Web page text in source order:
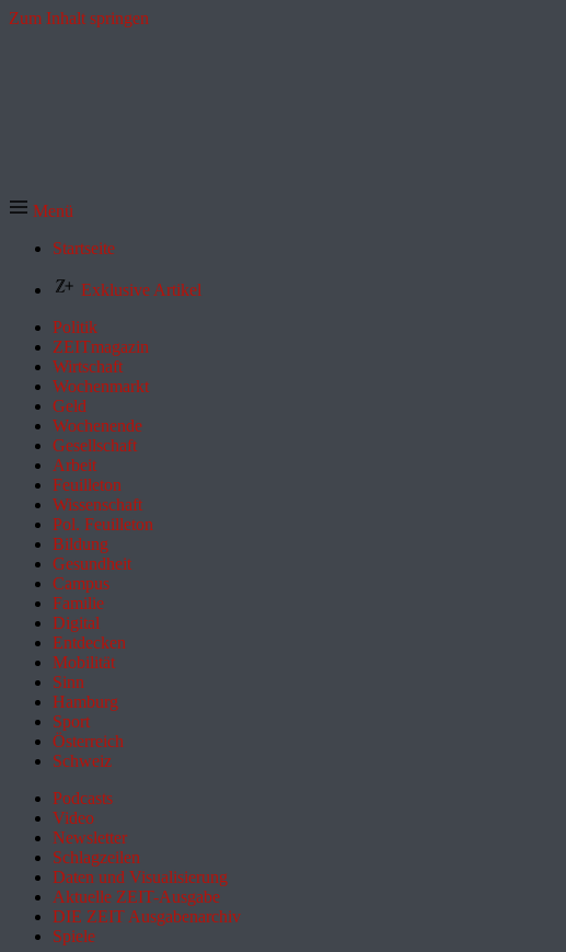
Zum Inhalt springen
Menü
Startseite
Exklusive Artikel
Politik
ZEITmagazin
Wirtschaft
Wochenmarkt
Geld
Wochenende
Gesellschaft
Arbeit
Feuilleton
Wissenschaft
Pol. Feuilleton
Bildung
Gesundheit
Campus
Familie
Digital
Entdecken
Mobilität
Sinn
Hamburg
Sport
Österreich
Schweiz
Podcasts
Video
Newsletter
Schlagzeilen
Daten und Visualisierung
Aktuelle ZEIT-Ausgabe
DIE ZEIT Ausgabenarchiv
Spiele